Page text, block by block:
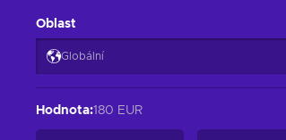
Oblast
Globální
Hodnota:180 EUR